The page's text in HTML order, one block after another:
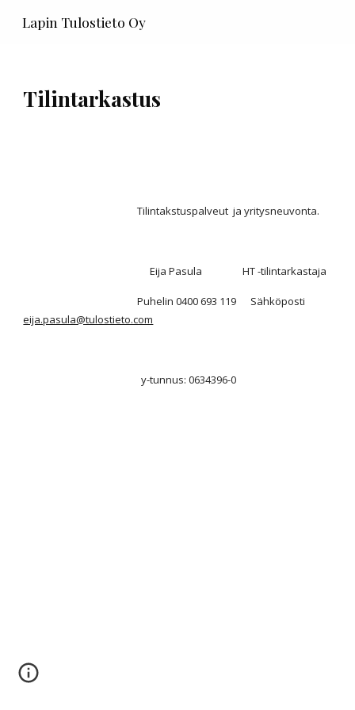
Skip to main content
Lapin Tulostieto Oy
Tilintarkastus
Tilintakstuspalveut  ja yritysneuvonta.
Eija Pasula                 HT -tilintarkastaja
eija.pasula@tulostieto.com
y-tunnus: 0634396-0